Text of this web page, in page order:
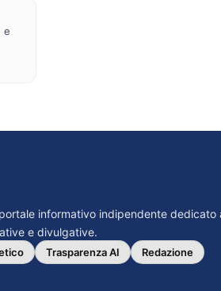
e
informativo indipendente dedicato
e divulgative.
Trasparenza AI Redazione